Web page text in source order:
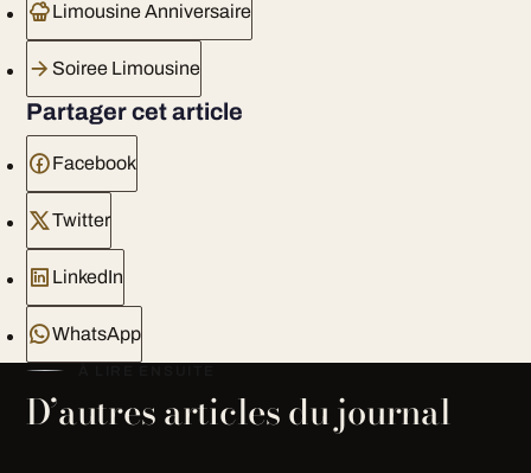
Limousine Anniversaire
Soiree Limousine
Partager cet article
Facebook
Twitter
LinkedIn
WhatsApp
D’autres articles du journal